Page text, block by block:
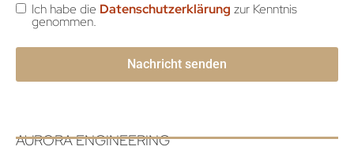
Ich habe die Datenschutzerklärung zur Kenntnis
genommen.
AURORA ENGINEERING